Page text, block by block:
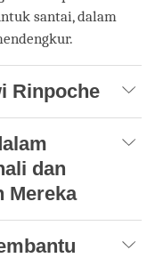
santai, dalam
Rinpoche
dan
Mereka